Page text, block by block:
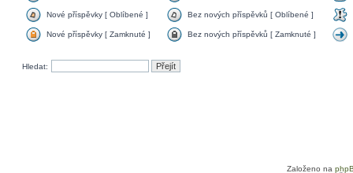
Nové příspěvky [ Oblíbené ] Bez nových příspěvků [ Oblíbené ]
Nové příspěvky [ Zamknuté ] Bez nových příspěvků [ Zamknuté ]
Hledat:
Založeno na